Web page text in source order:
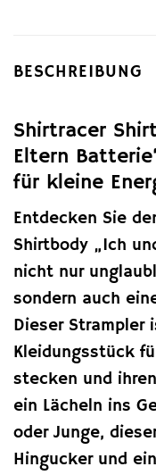
BESCHREIBUNG
Shirtracer
Eltern
für kleine
Entdecken Sie
Shirtbody „Ich
nicht nur
sondern auch
Dieser Strampler
Kleidungsstück
stecken und
ein Lächeln ins
oder Junge,
Hingucker und